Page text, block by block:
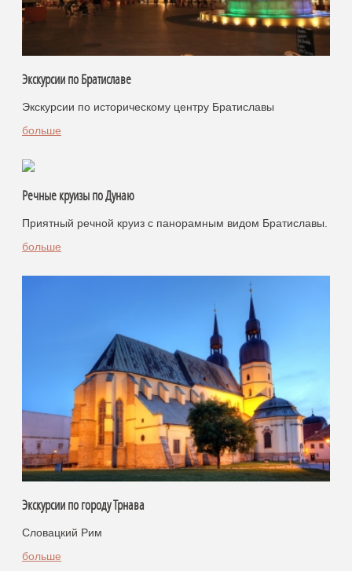
Экскурсии по Братиславе
Экскурсии по историческому центру Братиславы
больше
Речные круизы по Дунаю
Приятный речной круиз с панорамным видом Братиславы.
больше
Экскурсии по городу Трнава
Словацкий Рим
больше